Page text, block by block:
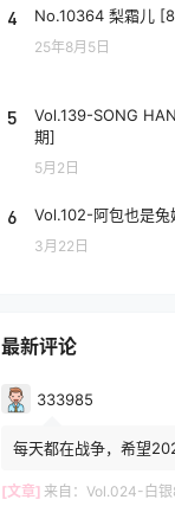
4 No.10364 梨霜儿
25年8月5日
5
Vol.139-SONG
期]
5月2日
6 Vol.102-阿包也是
3月22日
最新评论
333985
每天都在战争，希望
[文章] 来自： Vol.024-白银